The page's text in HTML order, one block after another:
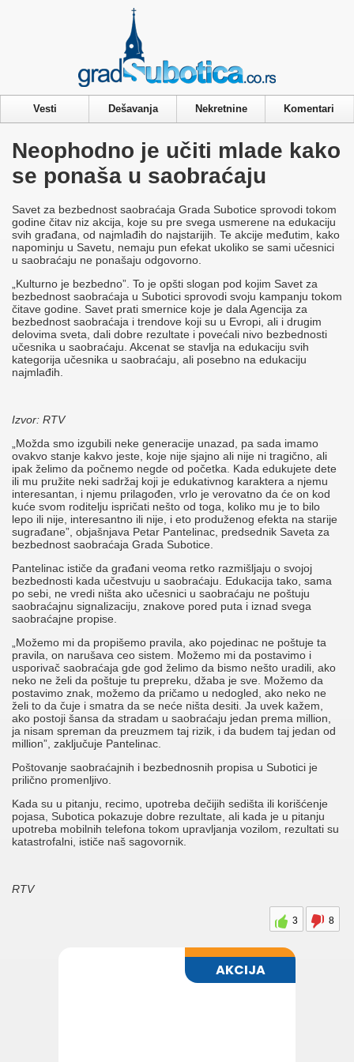
Vesti Dešavanja Nekretnine Komentari
Neophodno je učiti mlade kako
se ponaša u saobraćaju
Savet za bezbednost saobraćaja Grada Subotice sprovodi tokom
godine čitav niz akcija, koje su pre svega usmerene na edukaciju
svih građana, od najmlađih do najstarijih. Te akcije međutim, kako
napominju u Savetu, nemaju pun efekat ukoliko se sami učesnici
u saobraćaju ne ponašaju odgovorno.
„Kulturno je bezbedno”. To je opšti slogan pod kojim Savet za
bezbednost saobraćaja u Subotici sprovodi svoju kampanju tokom
čitave godine. Savet prati smernice koje je dala Agencija za
bezbednost saobraćaja i trendove koji su u Evropi, ali i drugim
delovima sveta, dali dobre rezultate i povećali nivo bezbednosti
učesnika u saobraćaju. Akcenat se stavlja na edukaciju svih
kategorija učesnika u saobraćaju, ali posebno na edukaciju
najmlađih.
Izvor: RTV
„Možda smo izgubili neke generacije unazad, pa sada imamo
ovakvo stanje kakvo jeste, koje nije sjajno ali nije ni tragično, ali
ipak želimo da počnemo negde od početka. Kada edukujete dete
ili mu pružite neki sadržaj koji je edukativnog karaktera a njemu
interesantan, i njemu prilagođen, vrlo je verovatno da će on kod
kuće svom roditelju ispričati nešto od toga, koliko mu je to bilo
lepo ili nije, interesantno ili nije, i eto produženog efekta na starije
sugrađane”, objašnjava Petar Pantelinac, predsednik Saveta za
bezbednost saobraćaja Grada Subotice.
Pantelinac ističe da građani veoma retko razmišljaju o svojoj
bezbednosti kada učestvuju u saobraćaju. Edukacija tako, sama
po sebi, ne vredi ništa ako učesnici u saobraćaju ne poštuju
saobraćajnu signalizaciju, znakove pored puta i iznad svega
saobraćajne propise.
„Možemo mi da propišemo pravila, ako pojedinac ne poštuje ta
pravila, on narušava ceo sistem. Možemo mi da postavimo i
usporivač saobraćaja gde god želimo da bismo nešto uradili, ako
neko ne želi da poštuje tu prepreku, džaba je sve. Možemo da
postavimo znak, možemo da pričamo u nedogled, ako neko ne
želi to da čuje i smatra da se neće ništa desiti. Ja uvek kažem,
ako postoji šansa da stradam u saobraćaju jedan prema million,
ja nisam spreman da preuzmem taj rizik, i da budem taj jedan od
million”, zaključuje Pantelinac.
Poštovanje saobraćajnih i bezbednosnih propisa u Subotici je
prilično promenljivo.
Kada su u pitanju, recimo, upotreba dečijih sedišta ili korišćenje
pojasa, Subotica pokazuje dobre rezultate, ali kada je u pitanju
upotreba mobilnih telefona tokom upravljanja vozilom, rezultati su
katastrofalni, ističe naš sagovornik.
RTV
3 8
Privacy & Cookies Policy